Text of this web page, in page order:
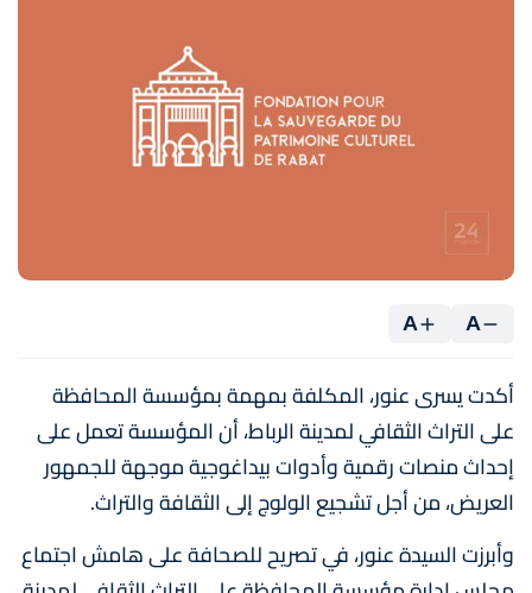
A
A
أكدت يسرى عنور، المكلفة بمهمة بمؤسسة المحافظة
على التراث الثقافي لمدينة الرباط، أن المؤسسة تعمل على
إحداث منصات رقمية وأدوات بيداغوجية موجهة للجمهور
العريض، من أجل تشجيع الولوج إلى الثقافة والتراث.
وأبرزت السيدة عنور، في تصريح للصحافة على هامش اجتماع